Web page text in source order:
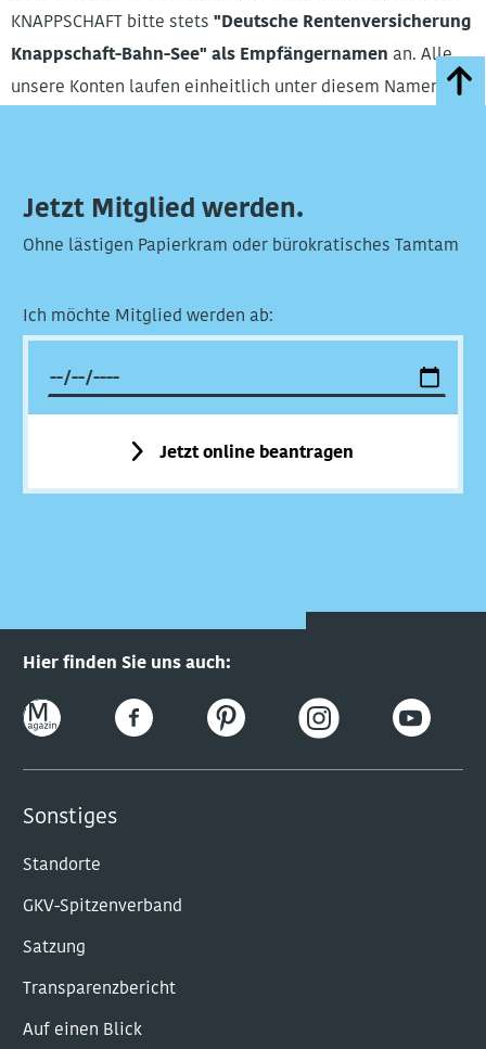
KNAPPSCHAFT bitte stets "Deutsche Rentenversicherung
Knappschaft-Bahn-See" als Empfängernamen an. Alle
unsere Konten laufen einheitlich unter diesem Namen.
Jetzt Mitglied werden.
Ohne lästigen Papierkram oder bürokratisches Tamtam
Ich möchte Mitglied werden ab:
Jetzt online beantragen
Hier finden Sie uns auch:
Sonstiges
Standorte
GKV-Spitzenverband
Satzung
Transparenzbericht
Auf einen Blick